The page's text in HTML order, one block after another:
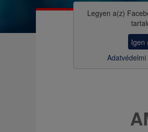
i
z
Legyen a(z)
Igen